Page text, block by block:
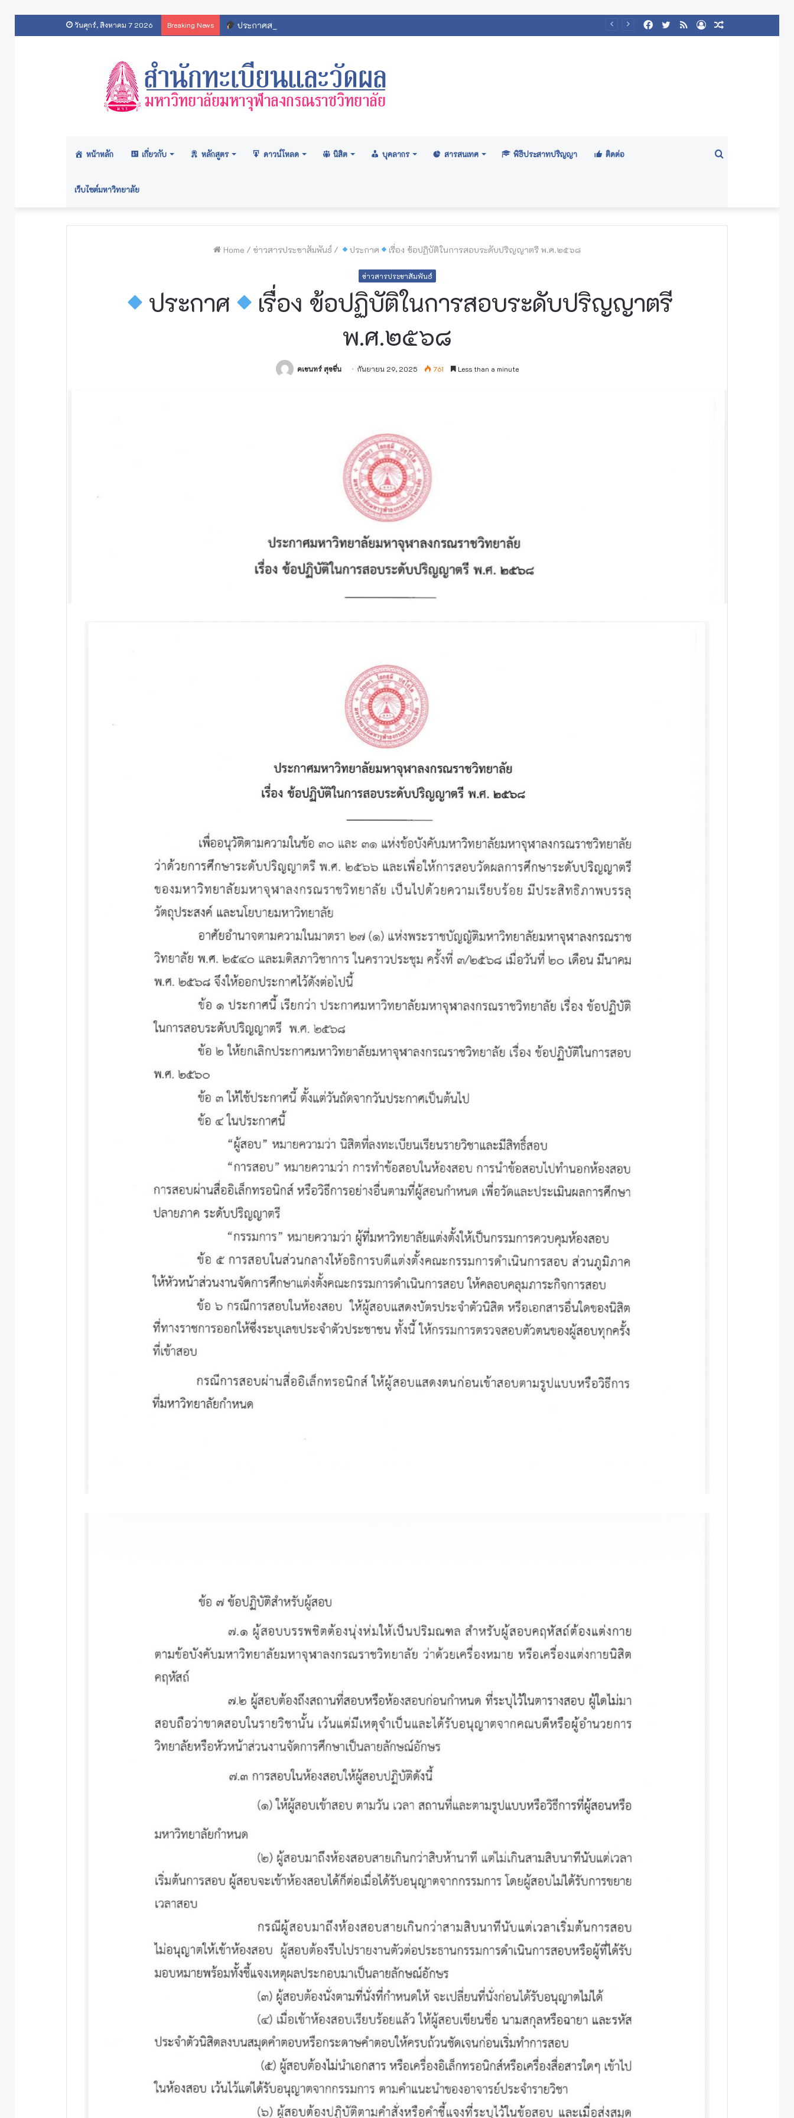
วันศุกร์, สิงหาคม 7 2026 Breaking News ประกาศสภามหาวิทยาลัย: อนุมัติปริญญา ระดับปริญญาตรี รุ่นที่ ๗๑ (ครั้งที่ ๒/๒๕๖๙)
Log
RSS
Twitter
Facebook
หน้าหลัก เกี่ยวกับ หลักสูตร ดาวน์โหลด นิสิต บุคลากร สารสนเทศ พิธีประสาทปริญญา ติดต่อ
เว็บไซต์มหาวิทยาลัย
Home / ข่าวสารประชาสัมพันธ์ / ประกาศ เรื่อง ข้อปฏิบัติในการสอบระดับปริญญาตรี พ.ศ.๒๕๖๘
ข่าวสารประชาสัมพันธ์
ประกาศ
เรื่อง ข้อปฏิบัติในการสอบระดับปริญญาตรี
พ.ศ.๒๕๖๘
คเชนทร์ สุขชื่น กันยายน 29, 2025 761 Less than a minute